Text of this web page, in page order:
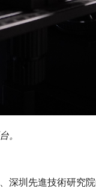
。
深圳先進技術研究